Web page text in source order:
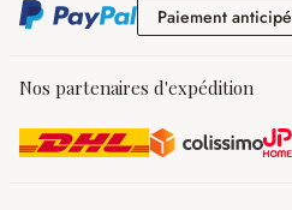
Paiement anticipé
Nos partenaires d'expédition